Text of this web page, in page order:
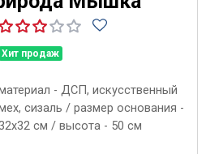
Хит продаж
- ДСП, искусственный
сизаль / размер основания -
см / высота - 50 см